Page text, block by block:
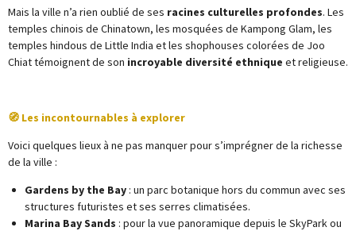
Mais la ville n’a rien oublié de ses racines culturelles profondes. Les
temples chinois de Chinatown, les mosquées de Kampong Glam, les
temples hindous de Little India et les shophouses colorées de Joo
Chiat témoignent de son incroyable diversité ethnique et religieuse.
🧭 Les incontournables à explorer
Voici quelques lieux à ne pas manquer pour s’imprégner de la richesse
de la ville :
Gardens by the Bay : un parc botanique hors du commun avec ses
structures futuristes et ses serres climatisées.
Marina Bay Sands : pour la vue panoramique depuis le SkyPark ou